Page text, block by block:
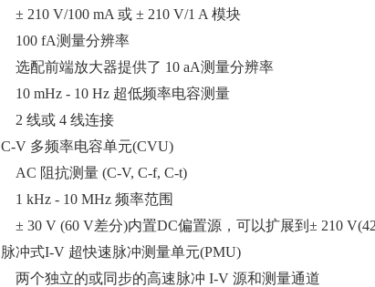
± 210 V/100 mA 或 ± 210 V/1 A 模块
100 fA测量分辨率
选配前端放大器提供了 10 aA测量分辨率
10 mHz - 10 Hz 超低频率电容测量
2 线或 4 线连接
C-V 多频率电容单元(CVU)
AC 阻抗测量 (C-V, C-f, C-t)
1 kHz - 10 MHz 频率范围
± 30 V (60 V差分)内置DC偏置源，可以扩展到± 210
脉冲式I-V 超快速脉冲测量单元(PMU)
两个独立的或同步的高速脉冲 I-V 源和测量通道